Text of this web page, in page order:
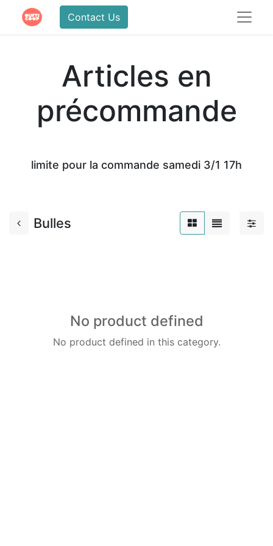
Contact Us
Articles en
précommande
limite pour la commande samedi 3/1 17h
Bulles
No product defined
No product defined in this category.